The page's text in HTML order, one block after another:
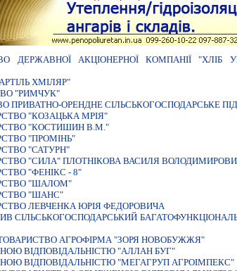
ДЕРЖАВНОЇ АКЦІОНЕРНОЇ КОМПАНІЇ "ХЛІБ
ХМІЛЯР"
"РИМЧУК"
ПРИВАТНО-ОРЕНДНЕ СIЛЬСЬКОГОСПОДАРСЬКЕ
"КОЗАЦЬКА МРIЯ"
"КОСТИШИН В.М."
"ПРОМIНЬ"
"САТУРН"
"СИЛА" ПЛОТНIКОВА ВАСИЛЯ
"ФЕНIКС - 8"
"ШАЛОМ"
"ШАНС"
ЛЕВЧЕНКА ЮРIЯ ФЕДОРОВИЧА
СIЛЬСЬКОГОСПОДАРСЬКИЙ
АГРОФIРМА "ЗОРЯ НОВОБУЖЖЯ"
ВIДПОВIДАЛЬНIСТЮ "АЛЛАН БУГ"
ВIДПОВIДАЛЬНIСТЮ "МЕГАГРУП АГРОIМПЕКС"